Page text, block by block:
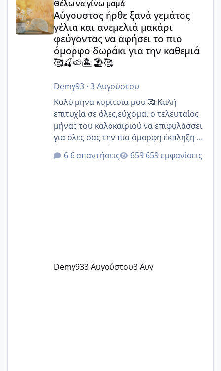
Θέλω να γίνω μαμά
Αύγουστος ήρθε ξανά γεμάτος
γέλια και ανεμελιά μακάρι
φεύγοντας να αφήσει το πιο
όμορφο δωράκι για την καθεμιά
🥰🍒🍉🏝️🏖️🥰
Demy93· 3 Αυγούστου
Καλό.μηνα κορίτσια μου 🥰 Καλή
επιτυχία σε όλες,εύχομαι ο τελευταίος
μήνας του καλοκαιριού να επιφυλάσσει
για όλες σας την πιο όμορφη έκπληξη 🧿
@Elk @Melikara86 @Παρασκευαιδου
@Zenia z @melitiniღ @Christi.D.
6 απαντήσεις 659 εμφανίσεις
Demy933 Αυγούστου3 Αυγ